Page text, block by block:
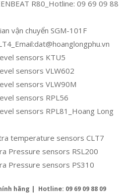
R80_Hotline: 09 69 09 88
vận chuyển SGM-101F
sensors KTU5
sensors VLW602
sensors VLW90M
sensors RPL56
sensors RPL81_Hoang Long
temperature sensors CLT7
Pressure sensors RSL200
Pressure sensors PS310
hãng | Hotline: 09 69 09 88 09